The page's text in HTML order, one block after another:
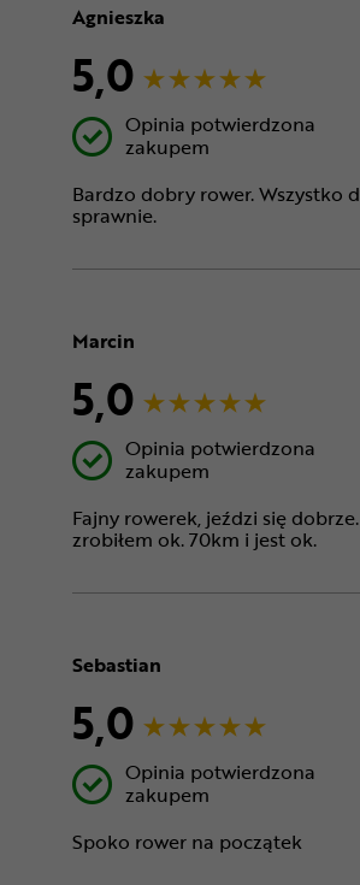
Agnieszka
5,0
Opinia potwierdzona
zakupem
Bardzo dobry rower. Wszystko
sprawnie.
Marcin
5,0
Opinia potwierdzona
zakupem
Fajny rowerek, jeździ się
zrobiłem ok. 70km i jest ok.
Sebastian
5,0
Opinia potwierdzona
zakupem
Spoko rower na początek